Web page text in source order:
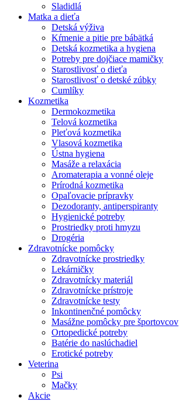
Sladidlá
Matka a dieťa
Detská výživa
Kŕmenie a pitie pre bábätká
Detská kozmetika a hygiena
Potreby pre dojčiace mamičky
Starostlivosť o dieťa
Starostlivosť o detské zúbky
Cumlíky
Kozmetika
Dermokozmetika
Telová kozmetika
Pleťová kozmetika
Vlasová kozmetika
Ústna hygiena
Masáže a relaxácia
Aromaterapia a vonné oleje
Prírodná kozmetika
Opaľovacie prípravky
Dezodoranty, antiperspiranty
Hygienické potreby
Prostriedky proti hmyzu
Drogéria
Zdravotnícke pomôcky
Zdravotnícke prostriedky
Lekárničky
Zdravotnícky materiál
Zdravotnícke prístroje
Zdravotnícke testy
Inkontinenčné pomôcky
Masážne pomôcky pre športovcov
Ortopedické potreby
Batérie do naslúchadiel
Erotické potreby
Veterina
Psi
Mačky
Akcie